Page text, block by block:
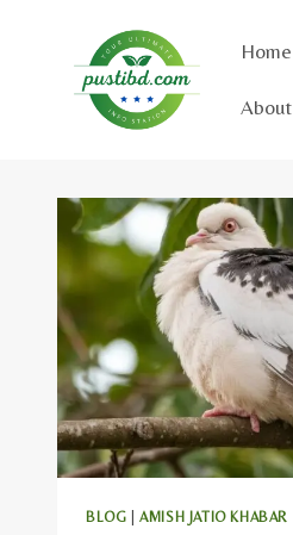
Home
About
BLOG |AMISH JATIO KHABAR